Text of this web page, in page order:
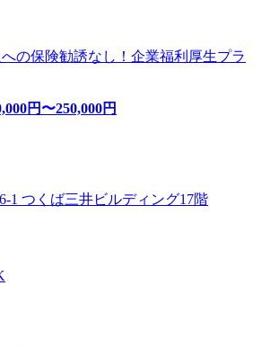
への保険勧誘なし！企業福利厚生プラ
円〜250,000円
1 つくば三井ビルディング17階